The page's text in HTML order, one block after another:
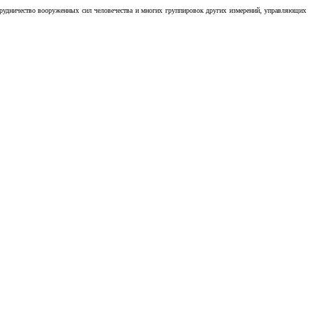
вооруженных сил человечества и многих группировок других измерений, управляющих